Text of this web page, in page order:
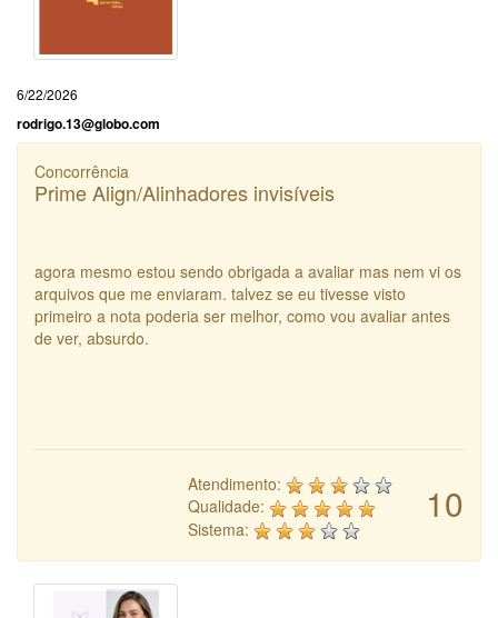
6/22/2026
rodrigo.13@globo.com
Concorrência
Prime Align/Alinhadores invisíveis
agora mesmo estou sendo obrigada a avaliar mas nem vi os
arquivos que me enviaram. talvez se eu tivesse visto
primeiro a nota poderia ser melhor, como vou avaliar antes
de ver, absurdo.
10
Atendimento:
Qualidade:
Sistema: